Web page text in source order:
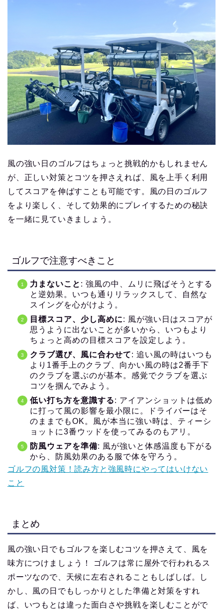
風の強い日のゴルフはちょっと挑戦的かもしれません
が、正しい対策とコツを押さえれば、風を上手く利用
してスコアを伸ばすことも可能です。風の日のゴルフ
をより楽しく、そして効果的にプレイするための秘訣
を一緒に見ていきましょう。
ゴルフで注意すべきこと
力まないこと : 強風の中、ムリに飛ばそうとする
と逆効果。いつも通りリラックスして、自然な
スイングを心がけよう。
目標スコア、少し高めに: 風が強い日はスコアが
思うように出ないことが多いから、いつもより
ちょっと高めの目標スコアを設定しよう。
クラブ選び、風に合わせて: 追い風の時はいつも
より1番手上のクラブ、向かい風の時は2番手下
のクラブを選ぶのが基本。感覚でクラブを選ぶ
コツを掴んでみよう。
低い打ち方を意識する: アイアンショットは低め
に打って風の影響を最小限に。ドライバーはそ
のままでもOK。風が本当に強い時は、ティーシ
ョットに3番ウッドを使ってみるのもアリ。
防風ウェアを準備: 風が強いと体感温度も下がる
から、防風効果のある服で体を守ろう。
ゴルフの風対策！読み方と強風時にやってはいけない
こと
まとめ
風の強い日でもゴルフを楽しむコツを押さえて、風を
味方につけましょう！ ゴルフは常に屋外で行われるス
ポーツなので、天候に左右されることもしばしば。し
かし、風の日でもしっかりとした準備と対策をすれ
ば、いつもとは違った面白さや挑戦を楽しむことがで